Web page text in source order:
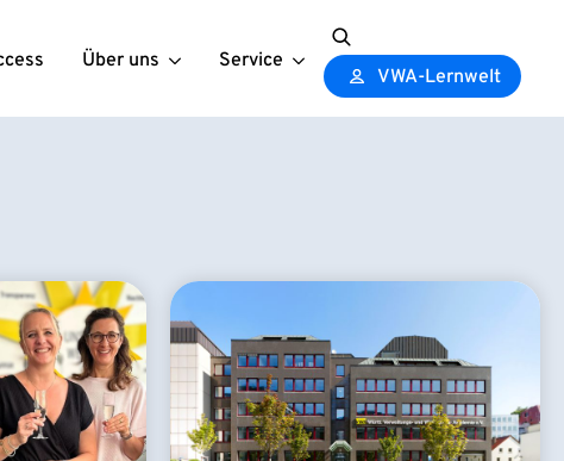
Über uns Service
Search
for:
VWA-Lernwelt